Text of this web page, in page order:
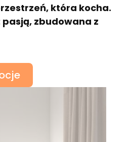
która kocha.
zbudowana z